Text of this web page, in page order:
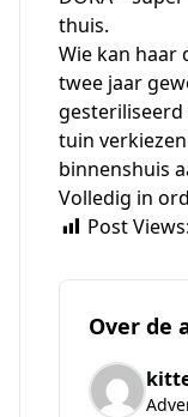
thuis.
Wie kan haar
twee jaar
gesteriliseerd
tuin
binnenshuis
Volledig in
Post Views:
Over de